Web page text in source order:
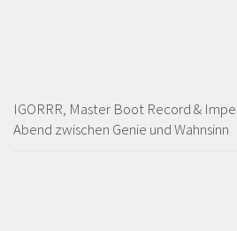
IGORRR, Master Boot Record &
Abend zwischen Genie und Wahnsinn